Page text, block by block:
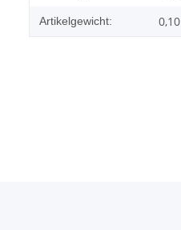
Artikelgewicht: 0,10